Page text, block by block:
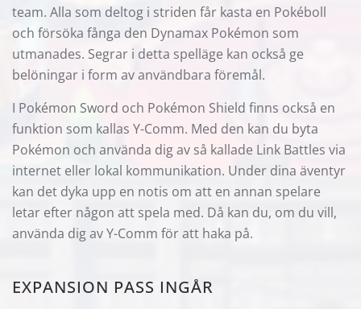
team. Alla som deltog i striden får kasta en Pokéboll
och försöka fånga den Dynamax Pokémon som
utmanades. Segrar i detta spelläge kan också ge
belöningar i form av användbara föremål.
I Pokémon Sword och Pokémon Shield finns också en
funktion som kallas Y-Comm. Med den kan du byta
Pokémon och använda dig av så kallade Link Battles via
internet eller lokal kommunikation. Under dina äventyr
kan det dyka upp en notis om att en annan spelare
letar efter någon att spela med. Då kan du, om du vill,
använda dig av Y-Comm för att haka på.
EXPANSION PASS INGÅR